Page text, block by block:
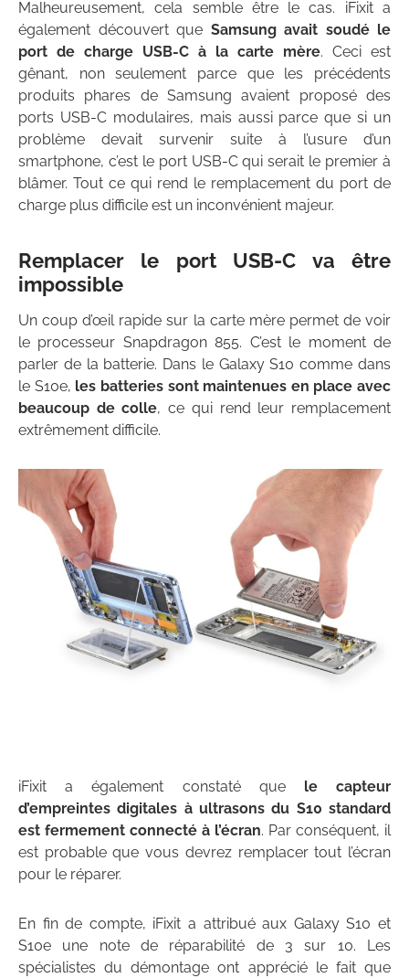
Malheureusement, cela semble être le cas. iFixit a
également découvert que Samsung avait soudé le
port de charge USB-C à la carte mère. Ceci est
gênant, non seulement parce que les précédents
produits phares de Samsung avaient proposé des
ports USB-C modulaires, mais aussi parce que si un
problème devait survenir suite à l’usure d’un
smartphone, c’est le port USB-C qui serait le premier à
blâmer. Tout ce qui rend le remplacement du port de
charge plus difficile est un inconvénient majeur.
Remplacer le port USB-C va être
impossible
Un coup d’œil rapide sur la carte mère permet de voir
le processeur Snapdragon 855. C’est le moment de
parler de la batterie. Dans le Galaxy S10 comme dans
le S10e, les batteries sont maintenues en place avec
beaucoup de colle, ce qui rend leur remplacement
extrêmement difficile.
iFixit a également constaté que le capteur
d’empreintes digitales à ultrasons du S10 standard
est fermement connecté à l’écran. Par conséquent, il
est probable que vous devrez remplacer tout l’écran
pour le réparer.
En fin de compte, iFixit a attribué aux Galaxy S10 et
S10e une note de réparabilité de 3 sur 10. Les
spécialistes du démontage ont apprécié le fait que